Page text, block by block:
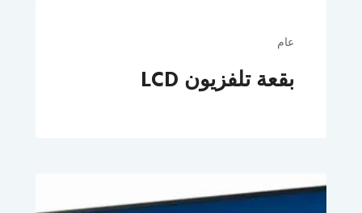
عام
بقعة تلفزيون LCD